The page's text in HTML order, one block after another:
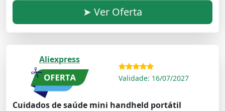
➤ Ver Oferta
Aliexpress
Validade: 16/07/2027
Cuidados de saúde mini handheld portátil